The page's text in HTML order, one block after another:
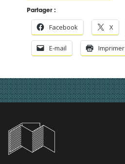
Partager :
Facebook X
E-mail Imprimer